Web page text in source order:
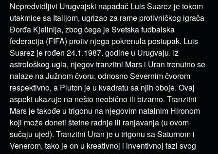
Nepredvidljivi Urugvajski napadač Luis Suarez je tokom
utakmice sa Italijom, ugrizao za rame protivničkog igrača
Đorđa Kjelinija, zbog čega je Svetska fudbalska
federacija (FIFA) protiv njega pokrenula postupak. Luis
Suarez je rođen 24.1.1987. godine u Urugvaju. Iz
astrološkog ugla, njegov tranzitni Mars i Uran trenutno se
nalaze na Južnom čvoru, odnosno Severnim čvorom
respektivno, a Pluton je u kvadratu sa njih oboje. Ovaj
aspekt ukazuje na nešto neobično ili bizarno. Tranzitni
Mars je takođe u trigonu na njegovim natalnim Hironom
koji može doneti štetne radnje ili ranjavanja (u ovom
sučaju ujed). Tranzitni Uran je u trigonu sa Saturnom i
Venerom, tako je on u kreativnoj i inventivnoj fazi svog